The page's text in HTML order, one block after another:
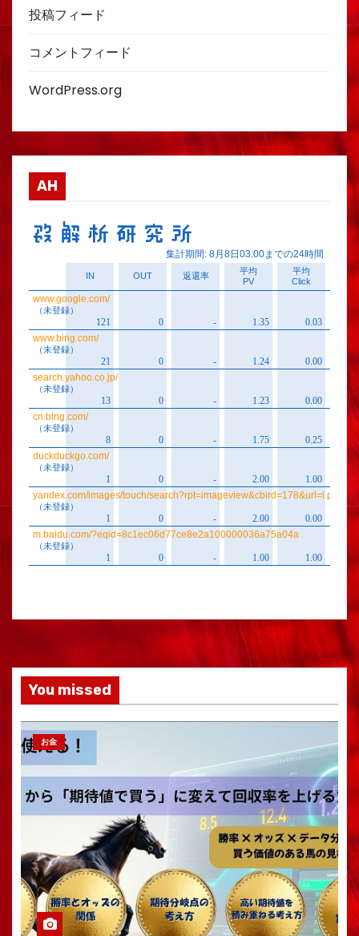
投稿フィード
コメントフィード
WordPress.org
AH
You missed
お金